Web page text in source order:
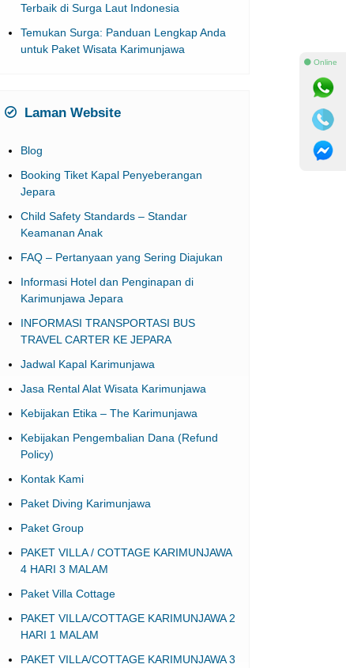
Terbaik di Surga Laut Indonesia
Temukan Surga: Panduan Lengkap Anda
untuk Paket Wisata Karimunjawa
Laman Website
Blog
Booking Tiket Kapal Penyeberangan
Jepara
Child Safety Standards – Standar
Keamanan Anak
FAQ – Pertanyaan yang Sering Diajukan
Informasi Hotel dan Penginapan di
Karimunjawa Jepara
INFORMASI TRANSPORTASI BUS
TRAVEL CARTER KE JEPARA
Jadwal Kapal Karimunjawa
Jasa Rental Alat Wisata Karimunjawa
Kebijakan Etika – The Karimunjawa
Kebijakan Pengembalian Dana (Refund
Policy)
Kontak Kami
Paket Diving Karimunjawa
Paket Group
PAKET VILLA / COTTAGE KARIMUNJAWA
4 HARI 3 MALAM
Paket Villa Cottage
PAKET VILLA/COTTAGE KARIMUNJAWA 2
HARI 1 MALAM
PAKET VILLA/COTTAGE KARIMUNJAWA 3
⚫ Online